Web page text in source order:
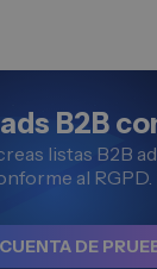
B2B
listas B2B
al RGPD.
DE